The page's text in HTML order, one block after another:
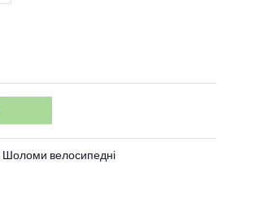
Шоломи велосипедні